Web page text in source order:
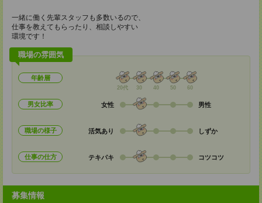
一緒に働く先輩スタッフも多数いるので、
仕事を教えてもらったり、相談しやすい
環境です！
職場の雰囲気
年齢層
20代 30 40 50 60
男女比率 女性 男性
職場の様子 活気あり しずか
仕事の仕方 テキパキ コツコツ
募集情報